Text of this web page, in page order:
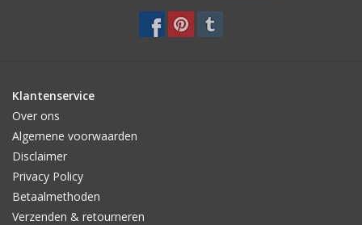
Klantenservice
Over ons
Algemene voorwaarden
Disclaimer
Privacy Policy
Betaalmethoden
Verzenden & retourneren